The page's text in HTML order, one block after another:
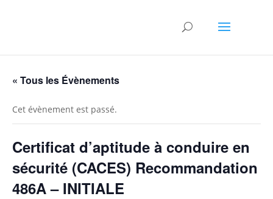
« Tous les Évènements
Cet évènement est passé.
Certificat d’aptitude à conduire en
sécurité (CACES) Recommandation
486A – INITIALE